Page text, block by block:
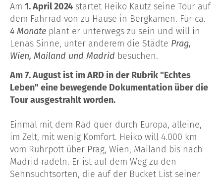
Am 1. April 2024 startet Heiko Kautz seine Tour auf
dem Fahrrad von zu Hause in Bergkamen. Für ca.
4 Monate plant er unterwegs zu sein und will in
Lenas Sinne, unter anderem die Städte Prag,
Wien, Mailand und Madrid besuchen.
Am 7. August ist im ARD in der Rubrik "Echtes
Leben" eine bewegende Dokumentation über die
Tour ausgestrahlt worden.
Einmal mit dem Rad quer durch Europa, alleine,
im Zelt, mit wenig Komfort. Heiko will 4.000 km
vom Ruhrpott über Prag, Wien, Mailand bis nach
Madrid radeln. Er ist auf dem Weg zu den
Sehnsuchtsorten, die auf der Bucket List seiner